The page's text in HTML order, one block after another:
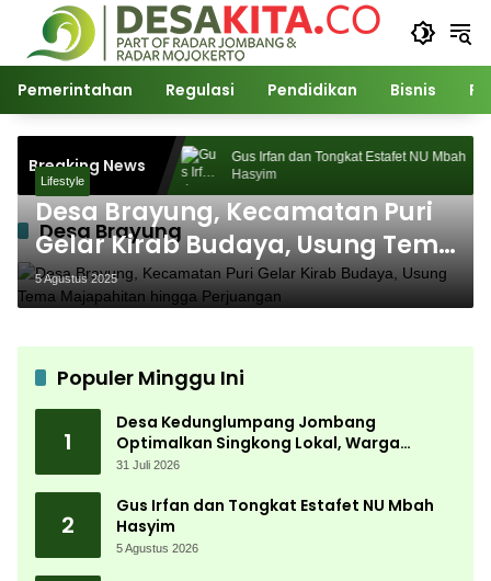
Langsung
konten
Pemerintahan Regulasi Pendidikan Bisnis
Breaking News
Sukses Digelar,
Ribuan
Gus Irfan dan Tongkat Estafet NU Mbah
Hasyim
Desa Brayung
Lifestyle
Desa Brayung, Kecamatan Puri
Gelar Kirab Budaya, Usung Tema
Majapahitan hingga Perjuangan
5 Agustus 2025
Populer Minggu Ini
1
Desa Kedunglumpang Jombang
Optimalkan Singkong Lokal, Warga
Diajari Produksi Tepung Mocaf
31 Juli 2026
2
Gus Irfan dan Tongkat Estafet NU Mbah
Hasyim
5 Agustus 2026